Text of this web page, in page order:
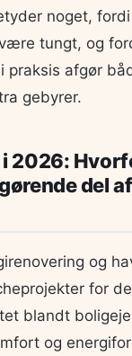
noget,
tungt, og
praksis afgør
gebyrer.
2026:
del
og
for
blandt
og